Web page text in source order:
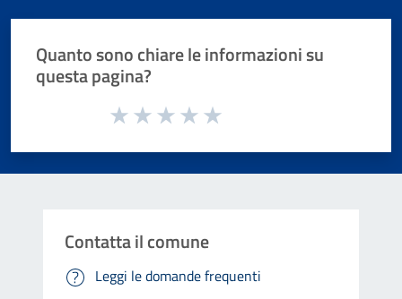
Quanto sono chiare le informazioni su
questa pagina?
Valuta da 1 a 5 stelle la pagina
Contatta il comune
Leggi le domande frequenti